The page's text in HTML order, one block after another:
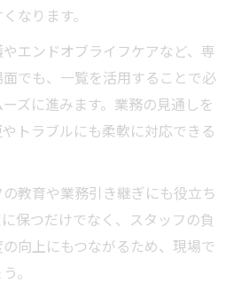
なります。
エンドオブライフケアなど、専
でも、一覧を活用することで必
ズに進みます。業務の見通しを
トラブルにも柔軟に対応できる
教育や業務引き継ぎにも役立ち
保つだけでなく、スタッフの負
向上にもつながるため、現場で
。